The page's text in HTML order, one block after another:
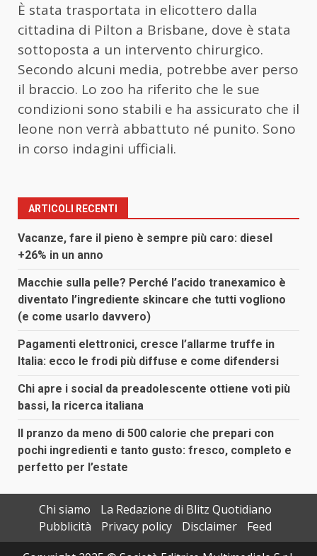
È stata trasportata in elicottero dalla
cittadina di Pilton a Brisbane, dove è stata
sottoposta a un intervento chirurgico.
Secondo alcuni media, potrebbe aver perso
il braccio. Lo zoo ha riferito che le sue
condizioni sono stabili e ha assicurato che il
leone non verrà abbattuto né punito. Sono
in corso indagini ufficiali.
ARTICOLI RECENTI
Vacanze, fare il pieno è sempre più caro: diesel
+26% in un anno
Macchie sulla pelle? Perché l’acido tranexamico è
diventato l’ingrediente skincare che tutti vogliono
(e come usarlo davvero)
Pagamenti elettronici, cresce l’allarme truffe in
Italia: ecco le frodi più diffuse e come difendersi
Chi apre i social da preadolescente ottiene voti più
bassi, la ricerca italiana
Il pranzo da meno di 500 calorie che prepari con
pochi ingredienti e tanto gusto: fresco, completo e
perfetto per l’estate
Chi siamo
La Redazione di Blitz Quotidiano
Pubblicità
Privacy policy Disclaimer
Feed